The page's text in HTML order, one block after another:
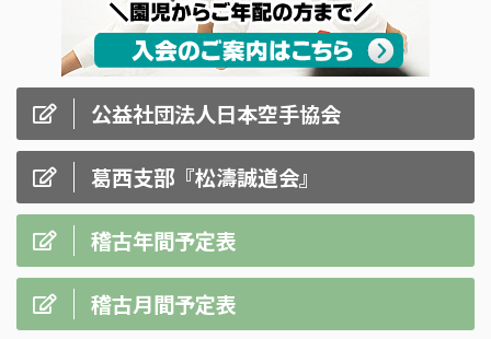
公益社団法人日本空手協会
葛西支部『松濤誠道会』
稽古年間予定表
稽古月間予定表